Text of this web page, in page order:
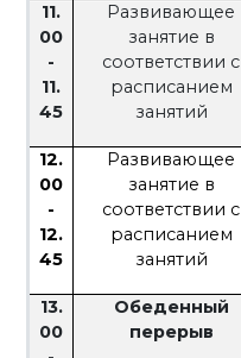
11.
00
-
11.
45
Развивающее
занятие в
соответствии с
расписанием
занятий
12.
00
-
12.
45
Развивающее
занятие в
соответствии с
расписанием
занятий
13.
00
Обеденный
перерыв